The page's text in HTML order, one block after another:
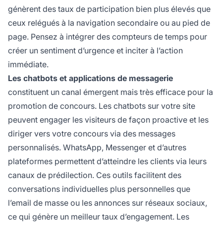
génèrent des taux de participation bien plus élevés que
ceux relégués à la navigation secondaire ou au pied de
page. Pensez à intégrer des compteurs de temps pour
créer un sentiment d’urgence et inciter à l’action
immédiate.
Les chatbots et applications de messagerie
constituent un canal émergent mais très efficace pour la
promotion de concours. Les chatbots sur votre site
peuvent engager les visiteurs de façon proactive et les
diriger vers votre concours via des messages
personnalisés. WhatsApp, Messenger et d’autres
plateformes permettent d’atteindre les clients via leurs
canaux de prédilection. Ces outils facilitent des
conversations individuelles plus personnelles que
l’email de masse ou les annonces sur réseaux sociaux,
ce qui génère un meilleur taux d’engagement. Les